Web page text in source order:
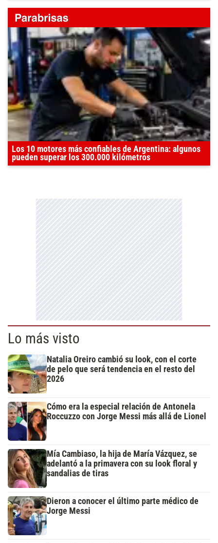
Los 10 motores más confiables de Argentina: algunos
pueden superar los 300.000 kilómetros
Lo más visto
Natalia Oreiro cambió su look, con el corte
de pelo que será tendencia en el resto del
2026
Cómo era la especial relación de Antonela
Roccuzzo con Jorge Messi más allá de Lionel
Mía Cambiaso, la hija de María Vázquez, se
adelantó a la primavera con su look floral y
sandalias de tiras
Dieron a conocer el último parte médico de
Jorge Messi